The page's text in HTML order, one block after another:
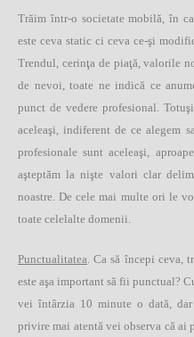
Trăim într-o societate mobilă, în
este ceva static ci ceva ce-şi
Trendul, cerinţa de piaţă, valorile
de nevoi, toate ne indică ce
punct de vedere profesional.
aceleaşi, indiferent de ce alegem
profesionale sunt aceleaşi,
aşteptăm la nişte valori clar
noastre. De cele mai multe ori le
toate celelalte domenii.
Punctualitatea. Ca să începi ceva,
este aşa important să fii punctual?
vei întârzia 10 minute o dată,
privire mai atentă vei observa că ai